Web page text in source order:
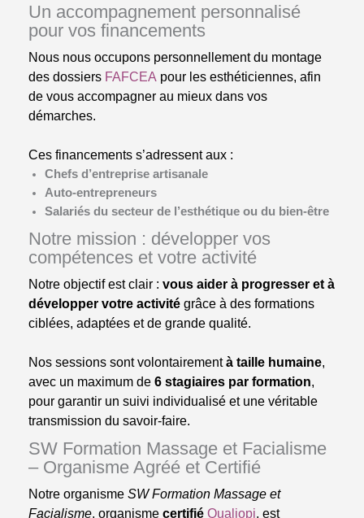
Un accompagnement personnalisé
pour vos financements
Nous nous occupons personnellement du montage
des dossiers FAFCEA pour les esthéticiennes, afin
de vous accompagner au mieux dans vos
démarches.
Ces financements s’adressent aux :
Chefs d’entreprise artisanale
Auto-entrepreneurs
Salariés du secteur de l’esthétique ou du bien-être
Notre mission : développer vos
compétences et votre activité
Notre objectif est clair : vous aider à progresser et à
développer votre activité grâce à des formations
ciblées, adaptées et de grande qualité.
Nos sessions sont volontairementà taille humaine,
avec un maximum de 6 stagiaires par formation,
pour garantir un suivi individualisé et une véritable
transmission du savoir-faire.
SW Formation Massage et Facialisme
– Organisme Agréé et Certifié
Notre organisme SW Formation Massage et
Facialisme, organisme certifié Qualiopi, est